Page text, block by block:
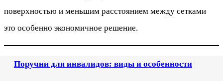
поверхностью и меньшим расстоянием между сетками
это особенно экономичное решение.
Поручни для инвалидов: виды и особенности